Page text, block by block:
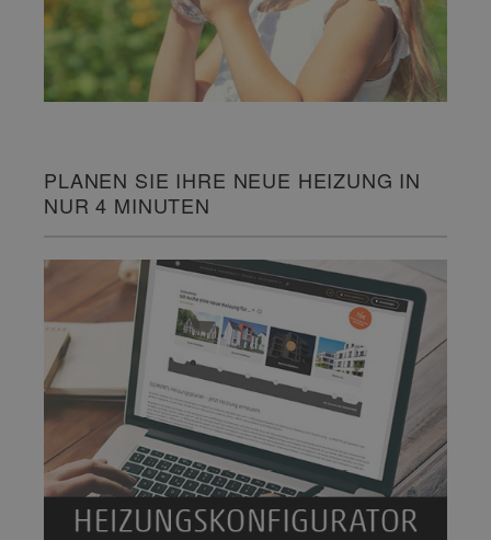
PLANEN SIE IHRE NEUE HEIZUNG IN
NUR 4 MINUTEN